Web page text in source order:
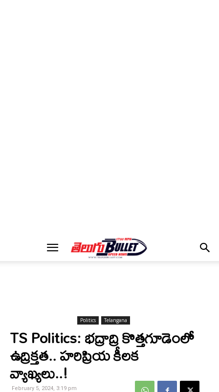
Politics Telangana
TS Politics: భద్రాద్రి కొత్తగూడెంలో
ఉద్రిక్తత.. హరిప్రియ కీలక
వ్యాఖ్యలు..!
February 5, 2024, 3:19 pm